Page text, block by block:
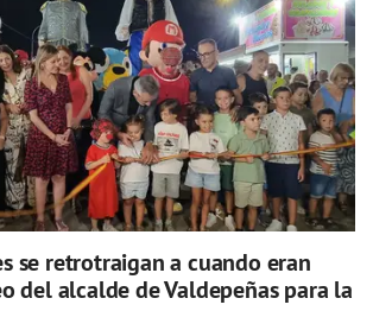
se retrotraigan a cuando eran
del alcalde de Valdepeñas para la